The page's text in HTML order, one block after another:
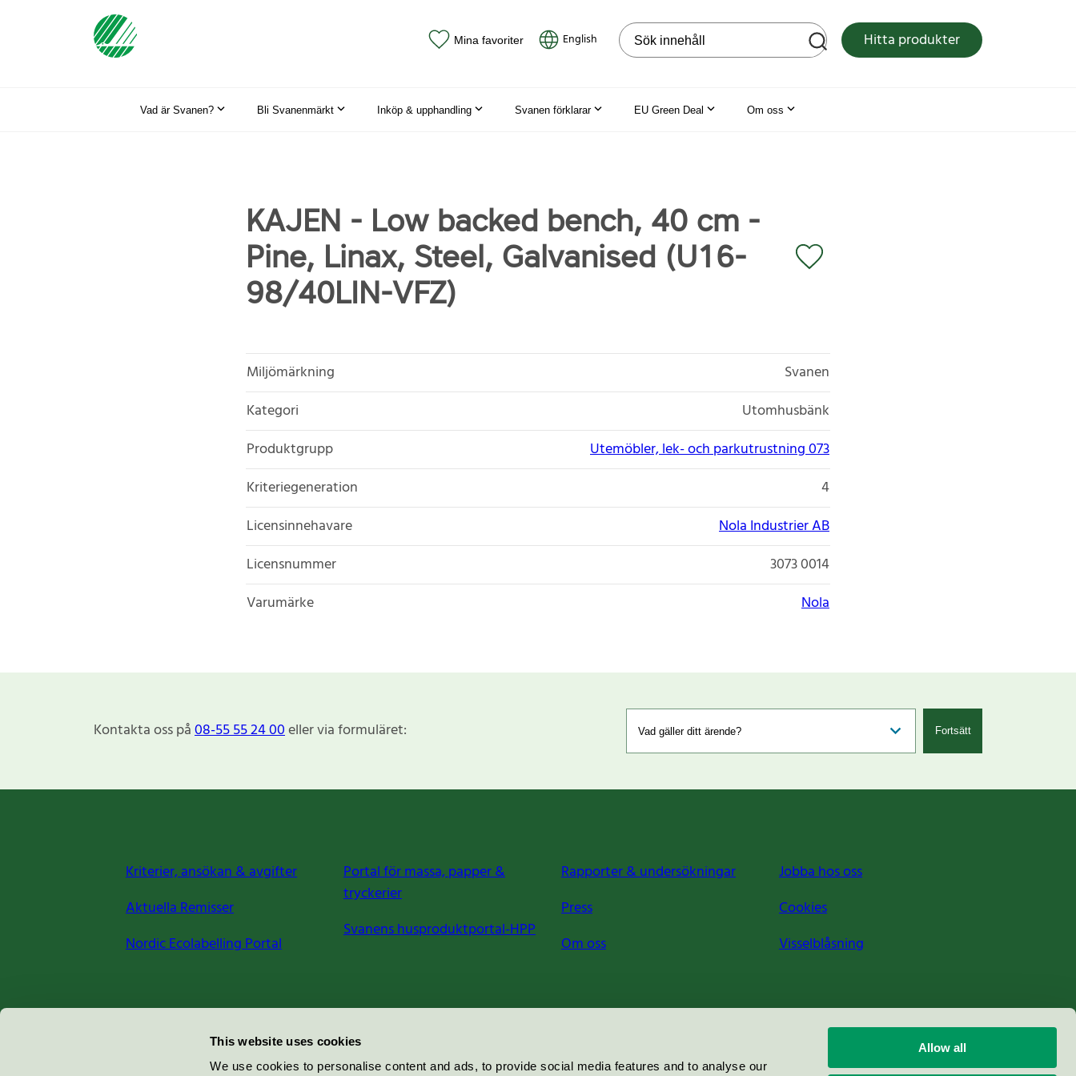
This website uses cookies
We use cookies to personalise content and ads, to provide social media features and to analyse our
Allow all
Mina favoriter English Sök på webbplatsen Hitta produkter
Vad är Svanen? Bli Svanenmärkt Inköp & upphandling Svanen förklarar EU Green Deal Om oss
KAJEN - Low backed bench, 40 cm -
Pine, Linax, Steel, Galvanised (U16-
98/40LIN-VFZ)
Miljömärkning
Svanen
Kategori
Utomhusbänk
Produktgrupp
Utemöbler, lek- och parkutrustning 073
Kriteriegeneration
4
Licensinnehavare
Nola Industrier AB
Licensnummer
3073 0014
Varumärke
Nola
Kontakta oss på08-55 55 24 00eller via formuläret: Fortsätt
Kriterier, ansökan & avgifter
Aktuella Remisser
Nordic Ecolabelling Portal
Portal för massa, papper &
tryckerier
Svanens husproduktportal-HPP
Rapporter & undersökningar
Press
Om oss
Jobba hos oss
Cookies
Visselblåsning
Miljömärkning Sverige AB